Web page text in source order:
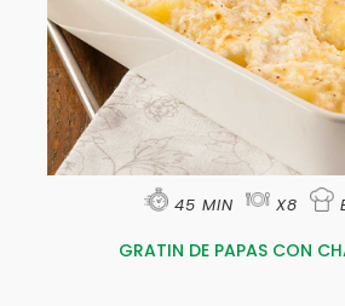
45 MIN X8
GRATIN DE PAPAS CON